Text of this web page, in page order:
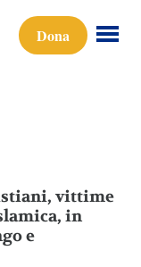
Dona
vittime
in
e